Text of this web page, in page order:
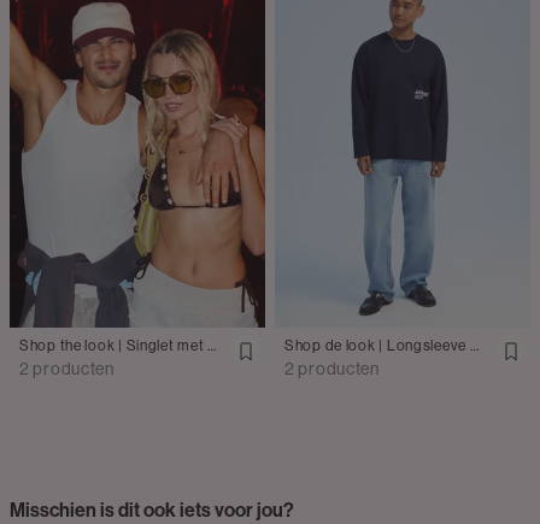
Shop the look | Singlet met short
2 producten
Shop de look | Longsleeve met wijde jeans
2 producten
Misschien is dit ook iets voor jou?